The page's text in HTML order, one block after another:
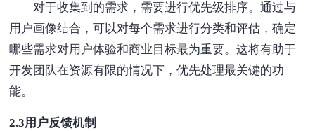
对于收集到的需求，需要进行优先级排序。通过与
用户画像结合，可以对每个需求进行分类和评估，确定
哪些需求对用户体验和商业目标最为重要。这将有助于
开发团队在资源有限的情况下，优先处理最关键的功
能。
2.3用户反馈机制